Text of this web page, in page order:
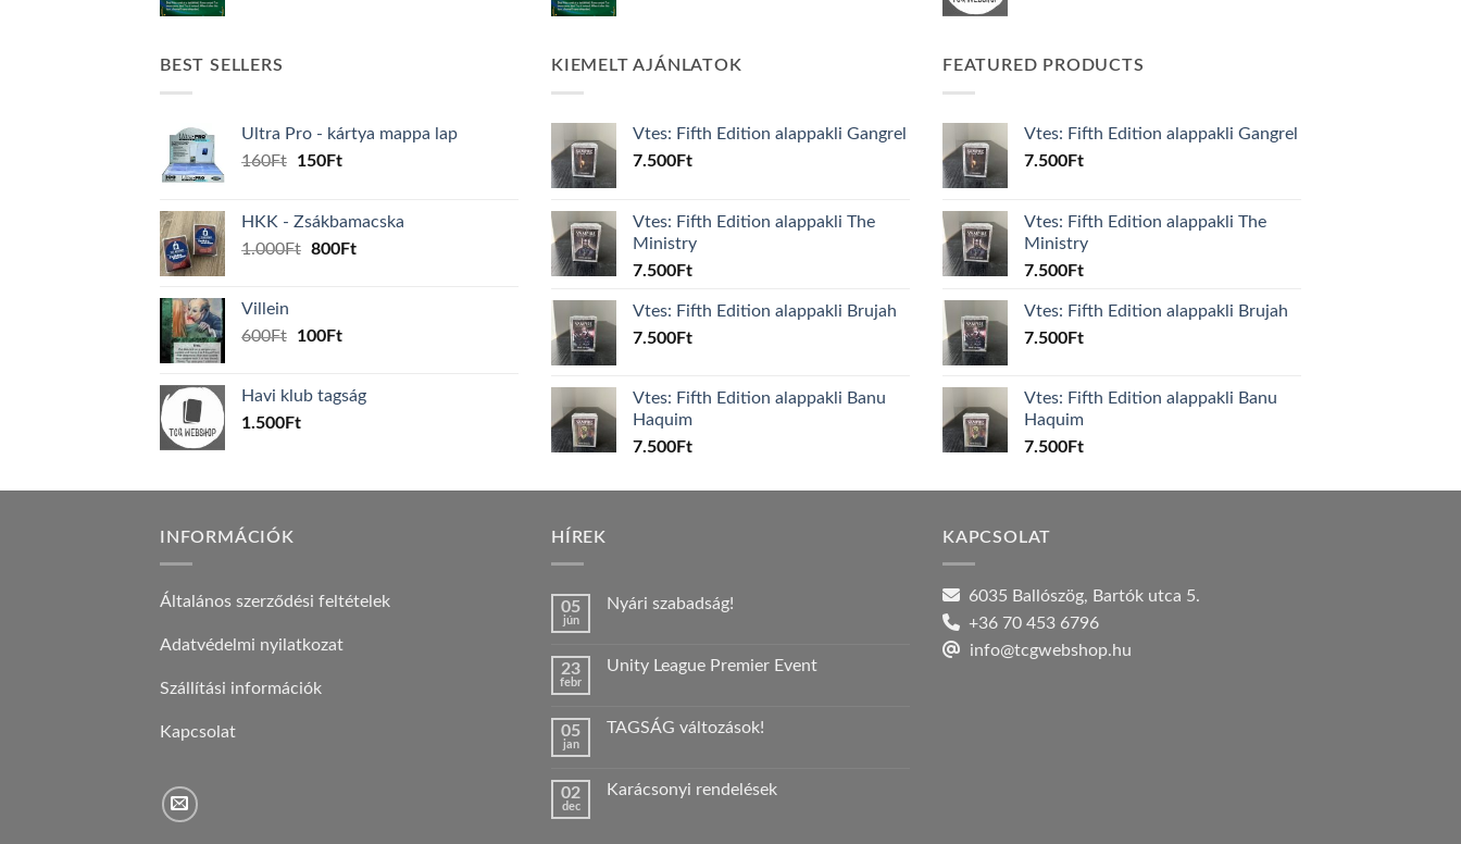
BEST SELLERS
Ultra Pro - kártya mappa lap
160Ft
Original
160Ft.
150FtCurrent
150Ft.
HKK - Zsákbamacska
1.000Ft Original
800FtCurrent
Villein
600Ft
Original
600Ft.
100FtCurrent
100Ft.
Havi klub tagság
1.500Ft
KIEMELT AJÁNLATOK
Vtes: Fifth Edition alappakli Gangrel
7.500Ft
Vtes: Fifth Edition alappakli The
Ministry
7.500Ft
Vtes: Fifth Edition alappakli Brujah
7.500Ft
Vtes: Fifth Edition alappakli Banu
Haquim
7.500Ft
FEATURED PRODUCTS
Vtes: Fifth Edition alappakli Gangrel
7.500Ft
Vtes: Fifth Edition alappakli The
Ministry
7.500Ft
Vtes: Fifth Edition alappakli Brujah
7.500Ft
Vtes: Fifth Edition alappakli Banu
Haquim
7.500Ft
INFORMÁCIÓK
Általános szerződési feltételek
Adatvédelmi nyilatkozat
Szállítási információk
Kapcsolat
HÍREK
05
jún
Nyári szabadság!
Nyári
23
febr
Unity League Premier Event
Unity
bejegyzéshez
05
jan
TAGSÁG változások!
TAGSÁG
02
dec
Karácsonyi rendelések
KAPCSOLAT
6035 Ballószög, Bartók utca 5.
+36 70 453 6796
info@tcgwebshop.hu